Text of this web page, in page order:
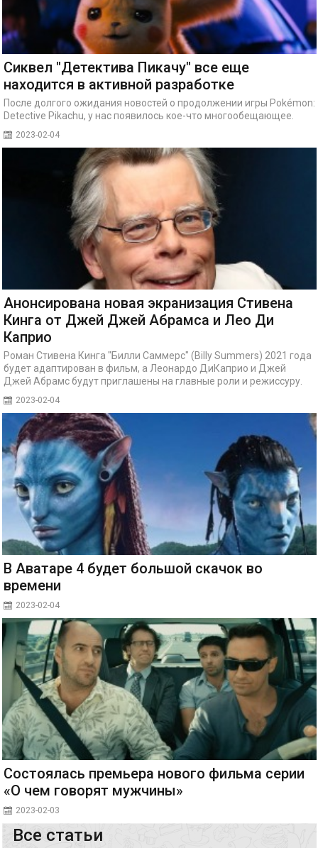
Сиквел "Детектива Пикачу" все еще
находится в активной разработке
После долгого ожидания новостей о продолжении игры Pokémon:
Detective Pikachu, у нас появилось кое-что многообещающее.
2023-02-04
Анонсирована новая экранизация Стивена
Кинга от Джей Джей Абрамса и Лео Ди
Каприо
Роман Стивена Кинга "Билли Саммерс" (Billy Summers) 2021 года
будет адаптирован в фильм, а Леонардо ДиКаприо и Джей
Джей Абрамс будут приглашены на главные роли и режиссуру.
2023-02-04
В Аватаре 4 будет большой скачок во
времени
2023-02-04
Состоялась премьера нового фильма серии
«О чем говорят мужчины»
2023-02-03
Все статьи